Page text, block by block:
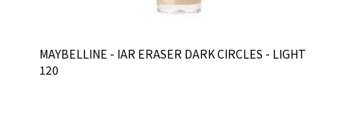
MAYBELLINE - IAR ERASER DARK CIRCLES - LIGHT
120